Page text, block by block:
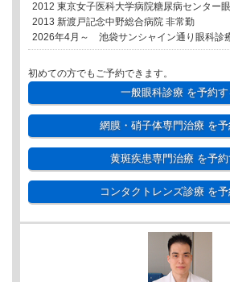
2012 東京女子医科大学病院糖尿病センター
2013 新渡戸記念中野総合病院 非常勤
2026年4月～ 池袋サンシャイン通り眼科
初めての方でもご予約できます。
一般眼科診療を予約す
網膜・硝子体専門治療を予
黄斑疾患専門治療を予約
コンタクトレンズ診療を予